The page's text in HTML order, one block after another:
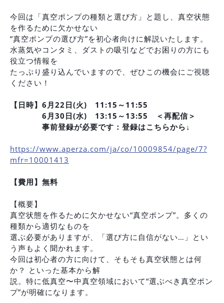
今回は「真空ポンプの種類と選び方」と題し、真空状態
を作るために欠かせない
“真空ポンプの選び方”を初心者向けに解説いたします。
水蒸気やコンタミ、ダストの吸引などでお困りの方にも
役立つ情報を
たっぷり盛り込んでいますので、ぜひこの機会にご視聴
ください！
【日時】6月22日(火) 11:15～11:55
6月30日(水) 13:15～13:55 ＜再配信＞
事前登録が必要です：登録はこちらから↓
https://www.aperza.com/ja/co/10009854/page/7?
mfr=10001413
【費用】無料
【概要】
真空状態を作るために欠かせない“真空ポンプ”。多くの
種類から適切なものを
選ぶ必要がありますが、「選び方に自信がない…」とい
う声もよく聞かれます。
今回は初心者の方に向けて、そもそも真空状態とは何
か？ といった基本から解
説。特に低真空〜中真空領域において“選ぶべき真空ポン
プ”が明確になります。